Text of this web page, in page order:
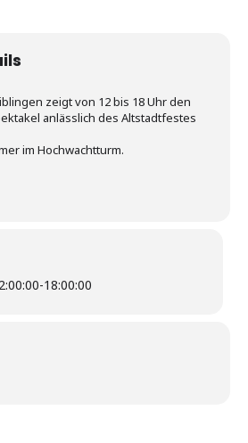
zeigt von 12 bis 18 Uhr den
anlässlich des Altstadtfestes
im Hochwachtturm.
-18:00:00